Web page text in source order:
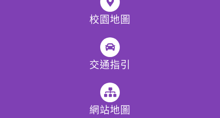
校園地圖
交通指引
網站地圖